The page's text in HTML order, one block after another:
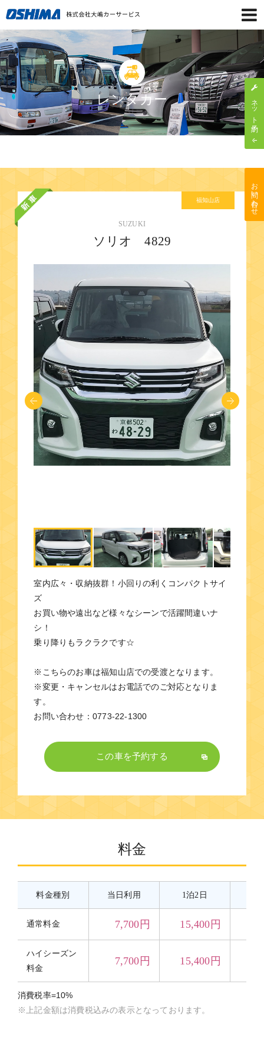
レンタカー
福知山店
SUZUKI
ソリオ 4829
室内広々・収納抜群！小回りの利くコンパクトサイ
ズ
お買い物や遠出など様々なシーンで活躍間違いナ
シ！
乗り降りもラクラクです☆
※こちらのお車は福知山店での受渡となります。
※変更・キャンセルはお電話でのご対応となりま
す。
お問い合わせ：0773-22-1300
この車を予約する
料金
料金種別 当日利用 1泊2日
通常料金 7,700円 15,400円
ハイシーズン
料金
7,700円 15,400円
消費税率=10%
※上記金額は消費税込みの表示となっております。
ネット予約
お問い合わせ